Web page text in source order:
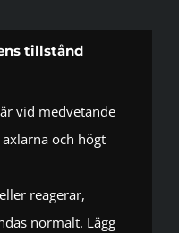
tillstånd
vid medvetande
och högt
reagerar,
normalt. Lägg